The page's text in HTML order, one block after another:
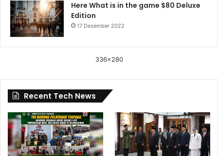
Here What is in the game $80 Deluxe
Edition
17 Desember 2022
336x280
Recent Tech News